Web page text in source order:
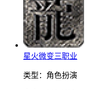
星火微变三职业
类型： 角色扮演